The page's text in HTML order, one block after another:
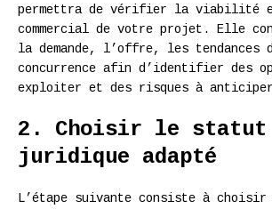
permettra de vérifier la viabilité
commercial de votre projet. Elle
la demande, l’offre, les tendances
concurrence afin d’identifier des
exploiter et des risques à
2. Choisir le statut
juridique adapté
L’étape suivante consiste à